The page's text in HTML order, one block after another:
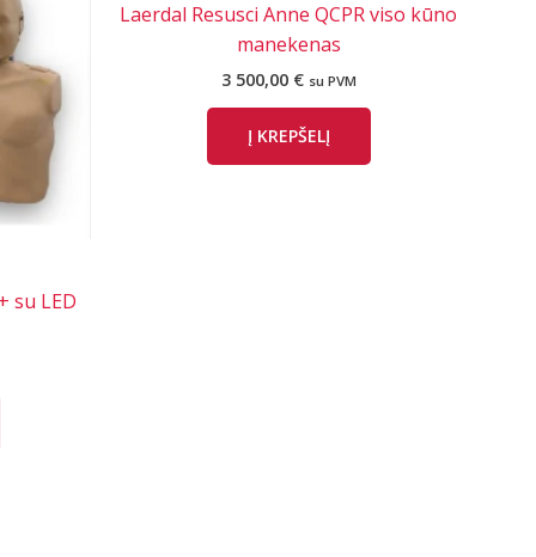
su LED
Laerdal Resusci Anne QCPR viso kūno
manekenas
3 500,00 € su PVM
Į KREPŠELĮ